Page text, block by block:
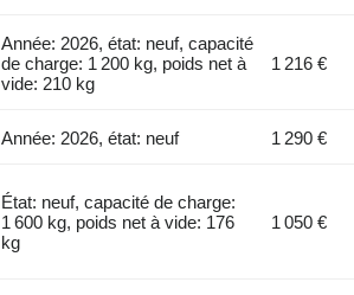
Année: 2026, état: neuf, capacité
de charge: 1 200 kg, poids net à
vide: 210 kg
1 216 €
Année: 2026, état: neuf 1 290 €
État: neuf, capacité de charge:
1 600 kg, poids net à vide: 176
kg
1 050 €